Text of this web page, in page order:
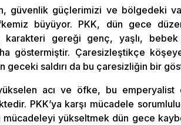
güvenlik güçlerimizi ve bölgedeki
büyüyor. PKK, dün gece
karakteri gereği genç, yaşlı,
göstermiştir. Çaresizleştikçe köşeye
geceki saldırı da bu çaresizliğin bir
acı ve öfke, bu emperyalist
PKK’ya karşı mücadele
mücadeleyi yükseltmek dün gece